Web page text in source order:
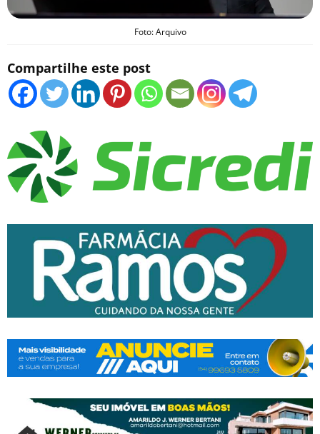
Foto: Arquivo
Compartilhe este post